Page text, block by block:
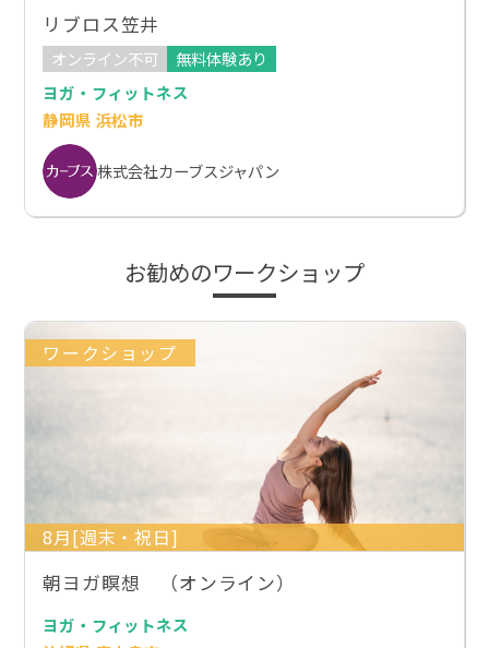
リブロス笠井
オンライン不可
無料体験あり
ヨガ・フィットネス
静岡県 浜松市
株式会社カーブスジャパン
お勧めのワークショップ
ワークショップ
8月[週末・祝日]
朝ヨガ瞑想 （オンライン）
ヨガ・フィットネス